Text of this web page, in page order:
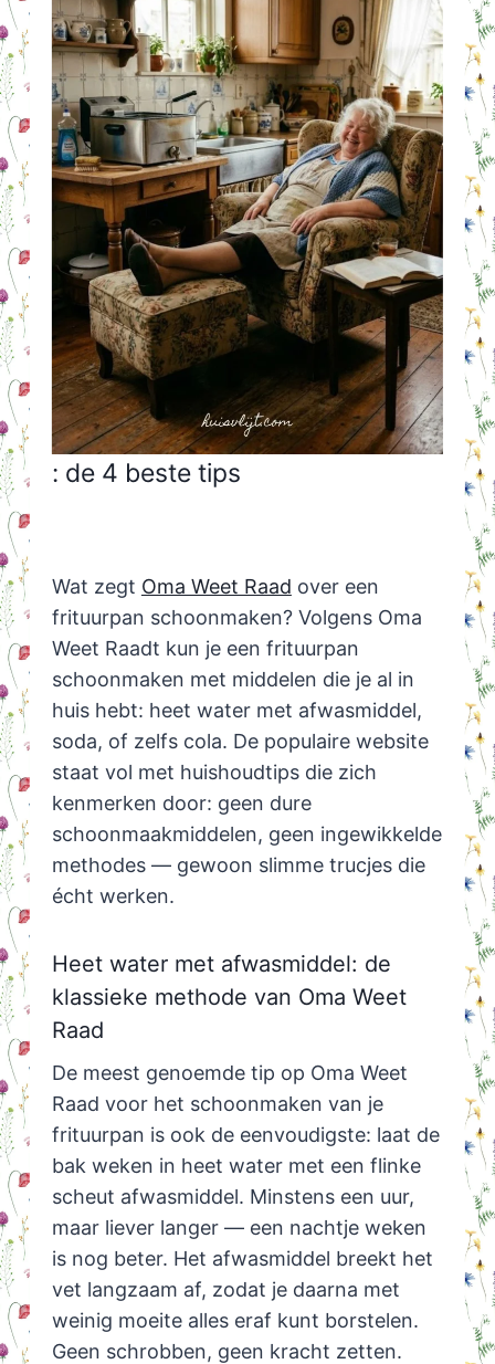
: de 4 beste tips
Wat zegt Oma Weet Raad over een
frituurpan schoonmaken? Volgens Oma
Weet Raadt kun je een frituurpan
schoonmaken met middelen die je al in
huis hebt: heet water met afwasmiddel,
soda, of zelfs cola. De populaire website
staat vol met huishoudtips die zich
kenmerken door: geen dure
schoonmaakmiddelen, geen ingewikkelde
methodes — gewoon slimme trucjes die
écht werken.
Heet water met afwasmiddel: de
klassieke methode van Oma Weet
Raad
De meest genoemde tip op Oma Weet
Raad voor het schoonmaken van je
frituurpan is ook de eenvoudigste: laat de
bak weken in heet water met een flinke
scheut afwasmiddel. Minstens een uur,
maar liever langer — een nachtje weken
is nog beter. Het afwasmiddel breekt het
vet langzaam af, zodat je daarna met
weinig moeite alles eraf kunt borstelen.
Geen schrobben, geen kracht zetten.